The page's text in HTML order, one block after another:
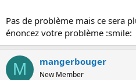
Pas de problème mais ce sera
énoncez votre problème :smile:
M mangerbouger
New Member